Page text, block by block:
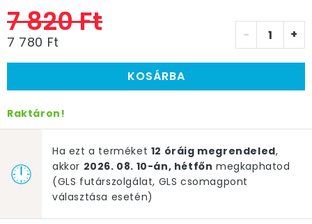
7 820 Ft
7 780 Ft - +
KOSÁRBA
Raktáron!
Ha ezt a terméket 12 óráig megrendeled,
akkor 2026. 08. 10-án, hétfőn megkaphatod
(GLS futárszolgálat, GLS csomagpont
választása esetén)